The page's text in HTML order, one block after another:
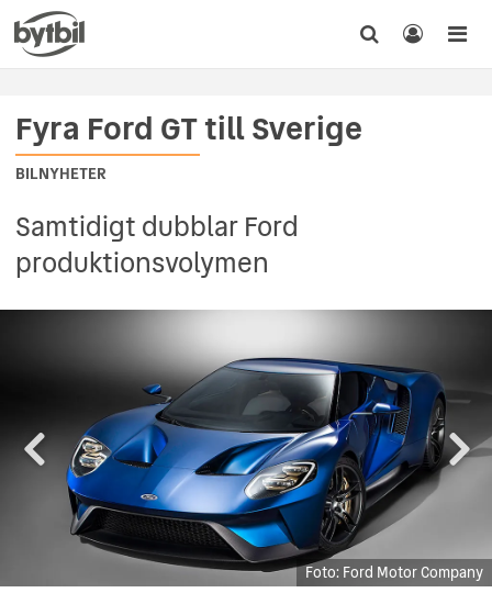
Fyra Ford GT till Sverige
BILNYHETER
Samtidigt dubblar Ford
produktionsvolymen
Ford Motor Company
Ford Motor Company
Ford Motor Company
Ford Motor Company